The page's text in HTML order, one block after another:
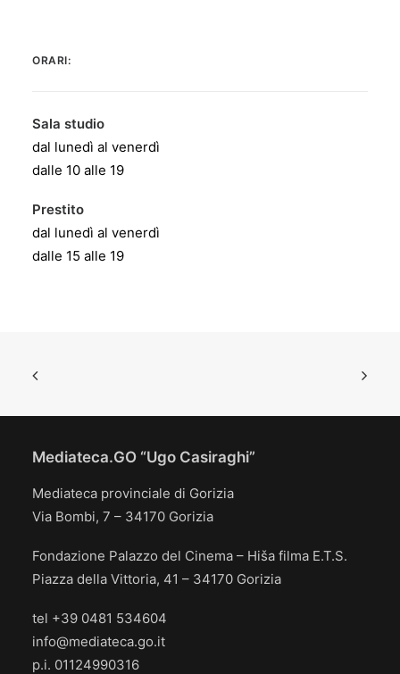
ORARI:
Sala studio
dal lunedì al venerdì
dalle 10 alle 19
Prestito
dal lunedì al venerdì
dalle 15 alle 19
Mediateca.GO “Ugo Casiraghi”
Mediateca provinciale di Gorizia
Via Bombi, 7 – 34170 Gorizia
Fondazione Palazzo del Cinema – Hiša filma E.T.S.
Piazza della Vittoria, 41 – 34170 Gorizia
tel +39 0481 534604
info@mediateca.go.it
p.i. 01124990316